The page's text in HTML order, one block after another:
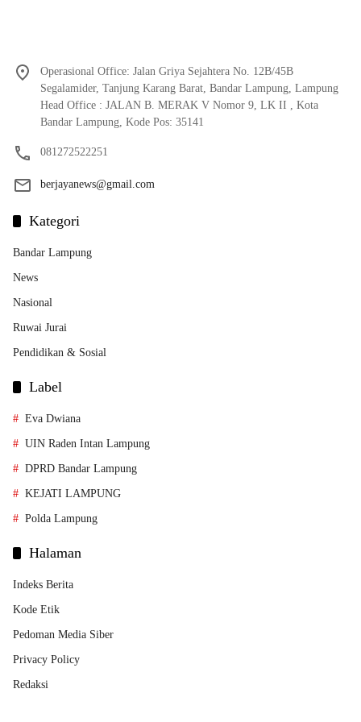
Operasional Office: Jalan Griya Sejahtera No. 12B/45B
Segalamider, Tanjung Karang Barat, Bandar Lampung, Lampung
Head Office : JALAN B. MERAK V Nomor 9, LK II , Kota
Bandar Lampung, Kode Pos: 35141
081272522251
berjayanews@gmail.com
Kategori
Bandar Lampung
News
Nasional
Ruwai Jurai
Pendidikan & Sosial
Label
Eva Dwiana
UIN Raden Intan Lampung
DPRD Bandar Lampung
KEJATI LAMPUNG
Polda Lampung
Halaman
Indeks Berita
Kode Etik
Pedoman Media Siber
Privacy Policy
Redaksi